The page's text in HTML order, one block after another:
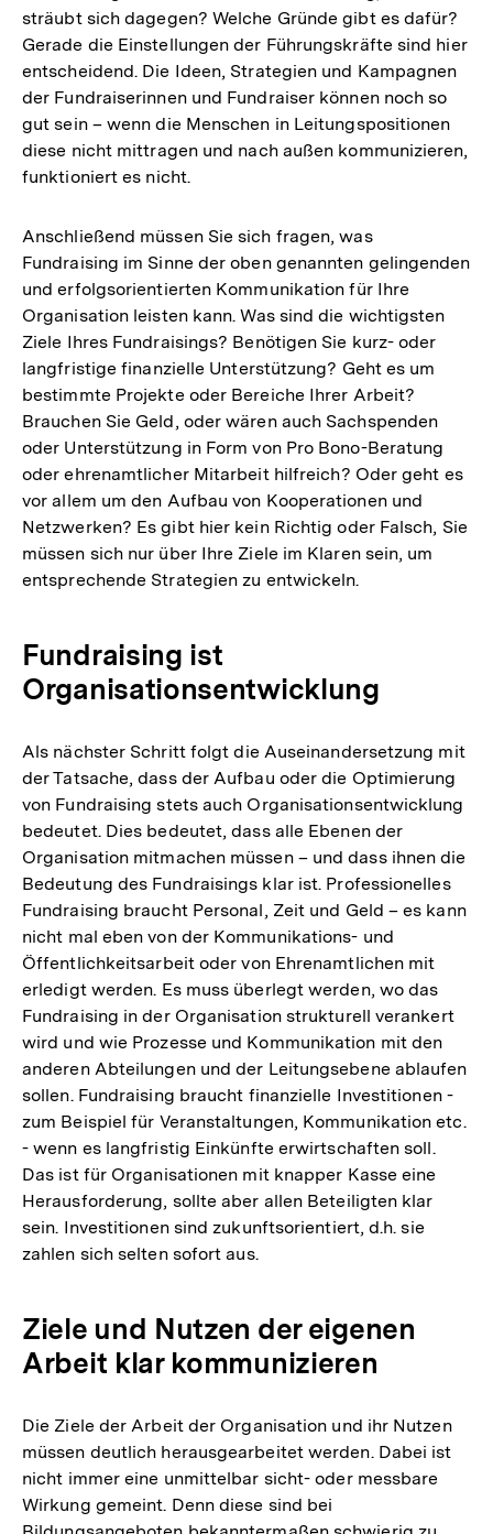
sträubt sich dagegen? Welche Gründe gibt es dafür?
Gerade die Einstellungen der Führungskräfte sind hier
entscheidend. Die Ideen, Strategien und Kampagnen
der Fundraiserinnen und Fundraiser können noch so
gut sein – wenn die Menschen in Leitungspositionen
diese nicht mittragen und nach außen kommunizieren,
funktioniert es nicht.
Anschließend müssen Sie sich fragen, was
Fundraising im Sinne der oben genannten gelingenden
und erfolgsorientierten Kommunikation für Ihre
Organisation leisten kann. Was sind die wichtigsten
Ziele Ihres Fundraisings? Benötigen Sie kurz- oder
langfristige finanzielle Unterstützung? Geht es um
bestimmte Projekte oder Bereiche Ihrer Arbeit?
Brauchen Sie Geld, oder wären auch Sachspenden
oder Unterstützung in Form von Pro Bono-Beratung
oder ehrenamtlicher Mitarbeit hilfreich? Oder geht es
vor allem um den Aufbau von Kooperationen und
Netzwerken? Es gibt hier kein Richtig oder Falsch, Sie
müssen sich nur über Ihre Ziele im Klaren sein, um
entsprechende Strategien zu entwickeln.
Fundraising ist
Organisationsentwicklung
Als nächster Schritt folgt die Auseinandersetzung mit
der Tatsache, dass der Aufbau oder die Optimierung
von Fundraising stets auch Organisationsentwicklung
bedeutet. Dies bedeutet, dass alle Ebenen der
Organisation mitmachen müssen – und dass ihnen die
Bedeutung des Fundraisings klar ist. Professionelles
Fundraising braucht Personal, Zeit und Geld – es kann
nicht mal eben von der Kommunikations- und
Öffentlichkeitsarbeit oder von Ehrenamtlichen mit
erledigt werden. Es muss überlegt werden, wo das
Fundraising in der Organisation strukturell verankert
wird und wie Prozesse und Kommunikation mit den
anderen Abteilungen und der Leitungsebene ablaufen
sollen. Fundraising braucht finanzielle Investitionen -
zum Beispiel für Veranstaltungen, Kommunikation etc.
- wenn es langfristig Einkünfte erwirtschaften soll.
Das ist für Organisationen mit knapper Kasse eine
Herausforderung, sollte aber allen Beteiligten klar
sein. Investitionen sind zukunftsorientiert, d.h. sie
zahlen sich selten sofort aus.
Ziele und Nutzen der eigenen
Arbeit klar kommunizieren
Die Ziele der Arbeit der Organisation und ihr Nutzen
müssen deutlich herausgearbeitet werden. Dabei ist
nicht immer eine unmittelbar sicht- oder messbare
Wirkung gemeint. Denn diese sind bei